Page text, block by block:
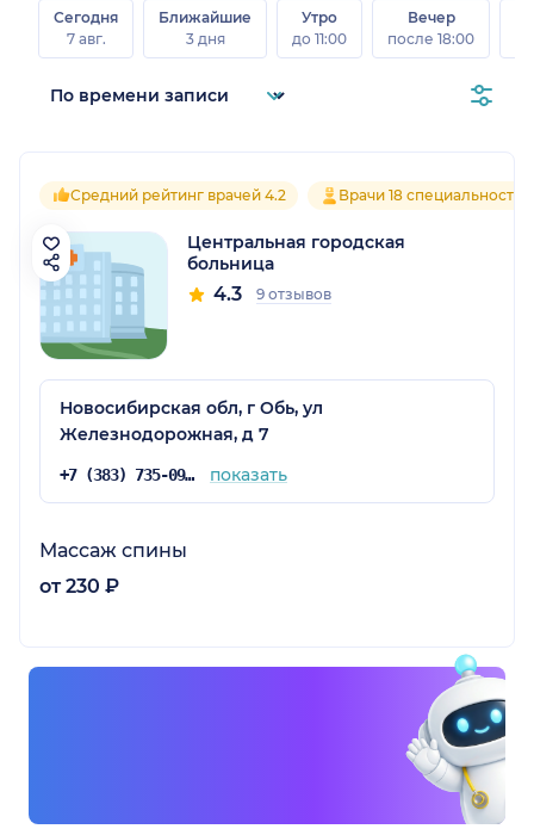
Сегодня
7 авг.
Ближайшие
3 дня
Утро
до 11:00
Вечер
после 18:00
Средний рейтинг врачей 4.2 Врачи 18 специальностей
Центральная городская
больница
4.3 9 отзывов
Новосибирская обл, г Обь, ул
Железнодорожная, д 7
+7 (383) 735-09-33 показать
Массаж спины
от 230 ₽